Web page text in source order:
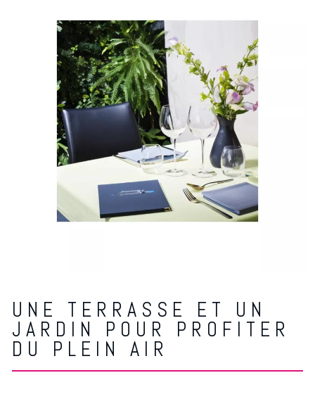
UNE TERRASSE ET UN
JARDIN POUR PROFITER
DU PLEIN AIR